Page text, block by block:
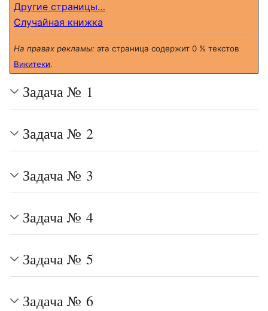
Другие страницы…
Случайная книжка
На правах рекламы: эта страница содержит 0 % текстов
Викитеки.
Задача № 1
Задача № 2
Задача № 3
Задача № 4
Задача № 5
Задача № 6